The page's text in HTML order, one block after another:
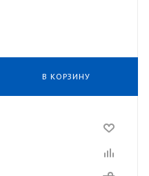
В КОРЗИНУ